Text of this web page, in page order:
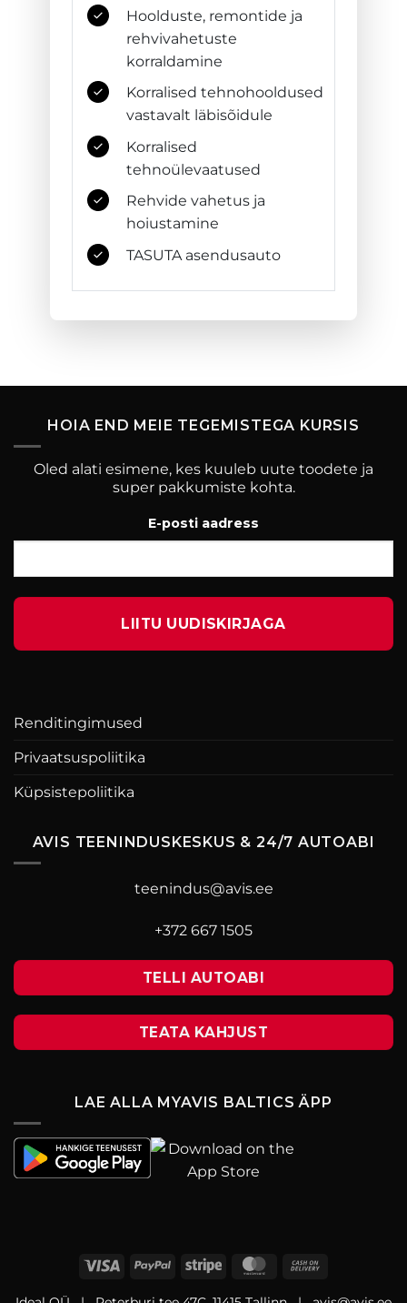
Hoolduste, remontide ja
rehvivahetuste
korraldamine
Korralised tehnohooldused
vastavalt läbisõidule
Korralised
tehnoülevaatused
Rehvide vahetus ja
hoiustamine
TASUTA asendusauto
HOIA END MEIE TEGEMISTEGA KURSIS
Oled alati esimene, kes kuuleb uute toodete ja
super pakkumiste kohta.
E-posti aadress
Renditingimused
Privaatsuspoliitika
Küpsistepoliitika
AVIS TEENINDUSKESKUS & 24/7 AUTOABI
teenindus@avis.ee
+372 667 1505
TELLI AUTOABI
TEATA KAHJUST
LAE ALLA MYAVIS BALTICS ÄPP